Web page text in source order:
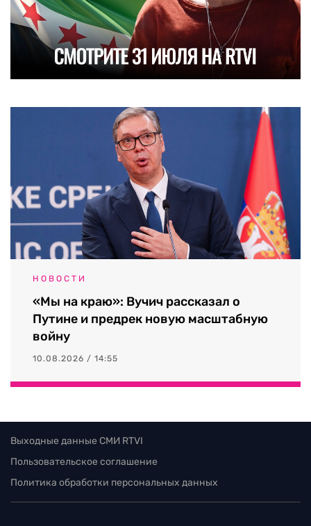
НОВОСТИ
«Мы на краю»: Вучич рассказал о
Путине и предрек новую масштабную
войну
10.08.2026 / 14:55
Выходные данные СМИ RTVI
Пользовательское соглашение
Политика обработки персональных данных